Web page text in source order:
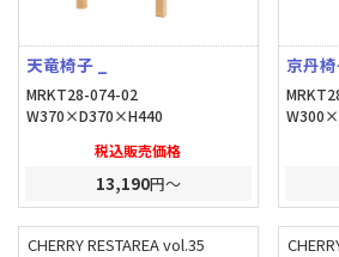
天竜椅子 _
MRKT28-074-02
W370×D370×H440
税込販売価格
13,190円～
京丹椅
CHERRY RESTAREA vol.35